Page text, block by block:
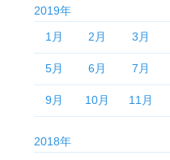
2019年
1月
2月 3月
5月 6月 7月
9月 10月 11月
2018年